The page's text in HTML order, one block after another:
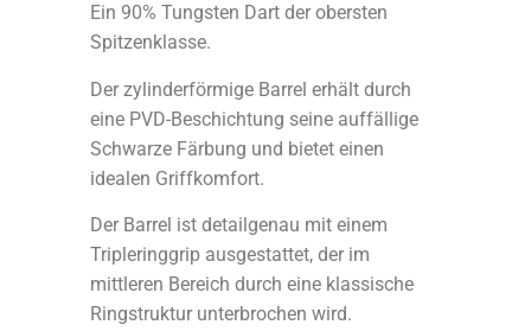
Ein 90% Tungsten Dart der obersten
Spitzenklasse.
Der zylinderförmige Barrel erhält durch
eine PVD-Beschichtung seine auffällige
Schwarze Färbung und bietet einen
idealen Griffkomfort.
Der Barrel ist detailgenau mit einem
Tripleringgrip ausgestattet, der im
mittleren Bereich durch eine klassische
Ringstruktur unterbrochen wird.